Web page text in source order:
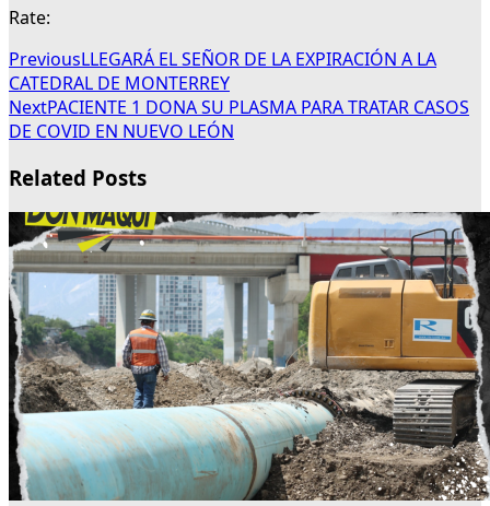
Rate:
PreviousLLEGARÁ EL SEÑOR DE LA EXPIRACIÓN A LA
CATEDRAL DE MONTERREY
NextPACIENTE 1 DONA SU PLASMA PARA TRATAR CASOS
DE COVID EN NUEVO LEÓN
Related Posts